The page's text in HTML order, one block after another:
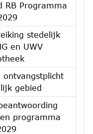
RB Programma
stedelijk
en UWV
ontvangstplicht
gebied
programma